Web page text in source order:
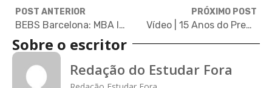
POST ANTERIOR
BEBS Barcelona: MBA Internacional na Espanha para brasileiros que buscam carreira global
PRÓXIMO POST
Vídeo | 15 Anos do Prep Program! | Fundação Estudar
Sobre o escritor
Redação do Estudar Fora